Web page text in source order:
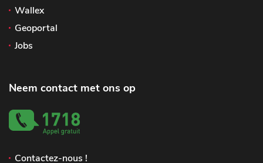
Wallex
Geoportal
Jobs
Neem contact met ons op
Contactez-nous !